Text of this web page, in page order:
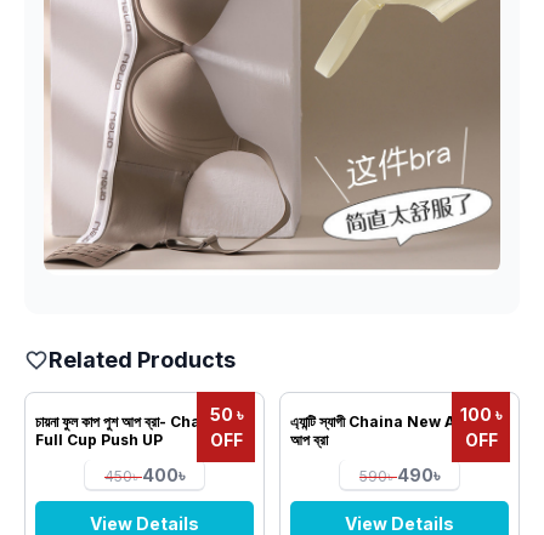
Related Products
50 ৳
OFF
চায়না ফুল কাপ পুশ আপ ব্রা- Chaina
Full Cup Push UP
450৳400৳
View Details
100 ৳
OFF
এ্যান্টি স্যাগী Chaina New AIR পুশ
আপ ব্রা
590৳490৳
View Details